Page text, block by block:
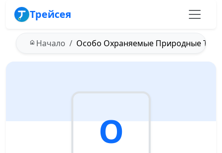
Трейсея
Начало Особо Охраняемые Природные
О